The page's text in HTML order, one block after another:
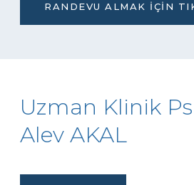
RANDEVU ALMAK İÇIN
Uzman Klinik
Alev AKAL